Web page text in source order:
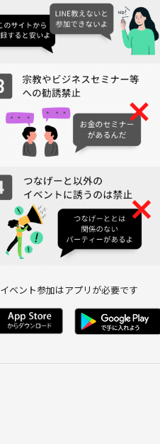
イベント参加はアプリが必要です